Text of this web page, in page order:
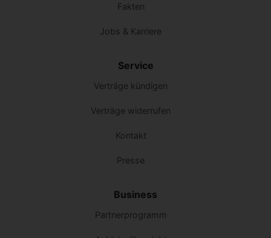
Fakten
Jobs & Karriere
Service
Verträge kündigen
Verträge widerrufen
Kontakt
Presse
Business
Partnerprogramm